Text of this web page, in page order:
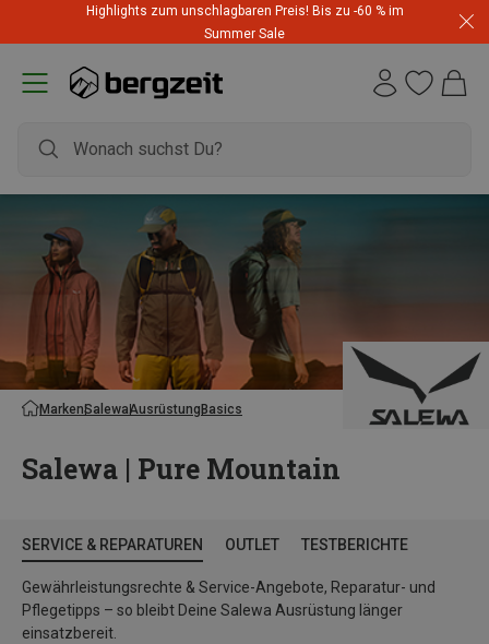
Highlights zum unschlagbaren Preis! Bis zu -60 % im
Summer Sale
MarkenSalewaAusrüstungBasics
Salewa | Pure Mountain
SERVICE & REPARATUREN OUTLET TESTBERICHTE
Gewährleistungsrechte & Service-Angebote, Reparatur- und
Pflegetipps – so bleibt Deine Salewa Ausrüstung länger
einsatzbereit.